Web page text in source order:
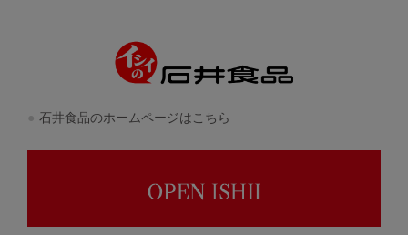
石井食品のホームページはこちら